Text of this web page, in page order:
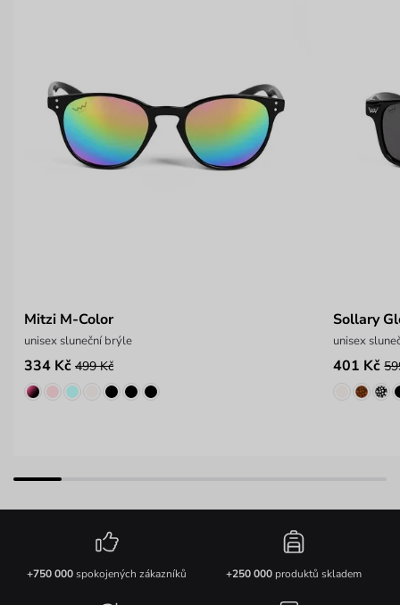
Mitzi M-Color
unisex sluneční brýle
334 Kč 499 Kč
Sollary
unisex
401 Kč
+750 000spokojených zákazníků +250 000produktů skladem